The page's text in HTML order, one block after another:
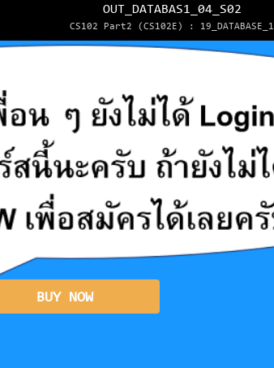
OUT_DATABAS1_04_S02
CS102 Part2 (CS102E) : 19_DATABASE_1
BUY NOW